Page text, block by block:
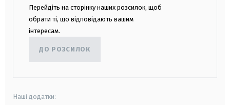
Перейдіть на сторінку наших розсилок, щоб
обрати ті, що відповідають вашим
інтересам.
ДО РОЗСИЛОК
Наші додатки: